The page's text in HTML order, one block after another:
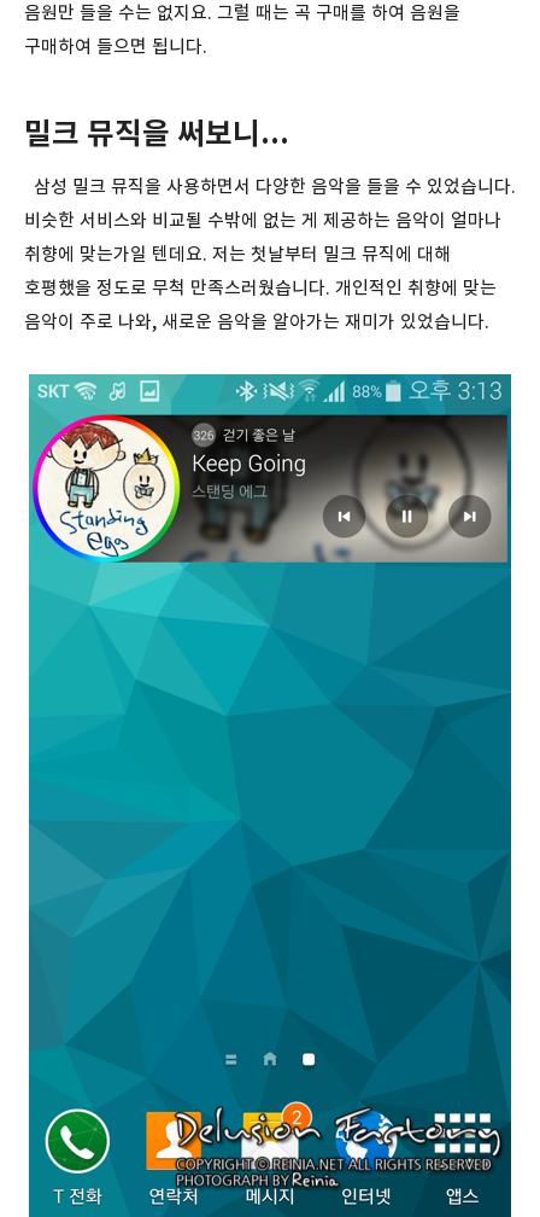
음원만 들을 수는 없지요. 그럴 때는 곡 구매를 하여 음원을
구매하여 들으면 됩니다.
밀크 뮤직을 써보니...
삼성 밀크 뮤직을 사용하면서 다양한 음악을 들을 수 있었습니다.
비슷한 서비스와 비교될 수밖에 없는 게 제공하는 음악이 얼마나
취향에 맞는가일 텐데요. 저는 첫날부터 밀크 뮤직에 대해
호평했을 정도로 무척 만족스러웠습니다. 개인적인 취향에 맞는
음악이 주로 나와, 새로운 음악을 알아가는 재미가 있었습니다.